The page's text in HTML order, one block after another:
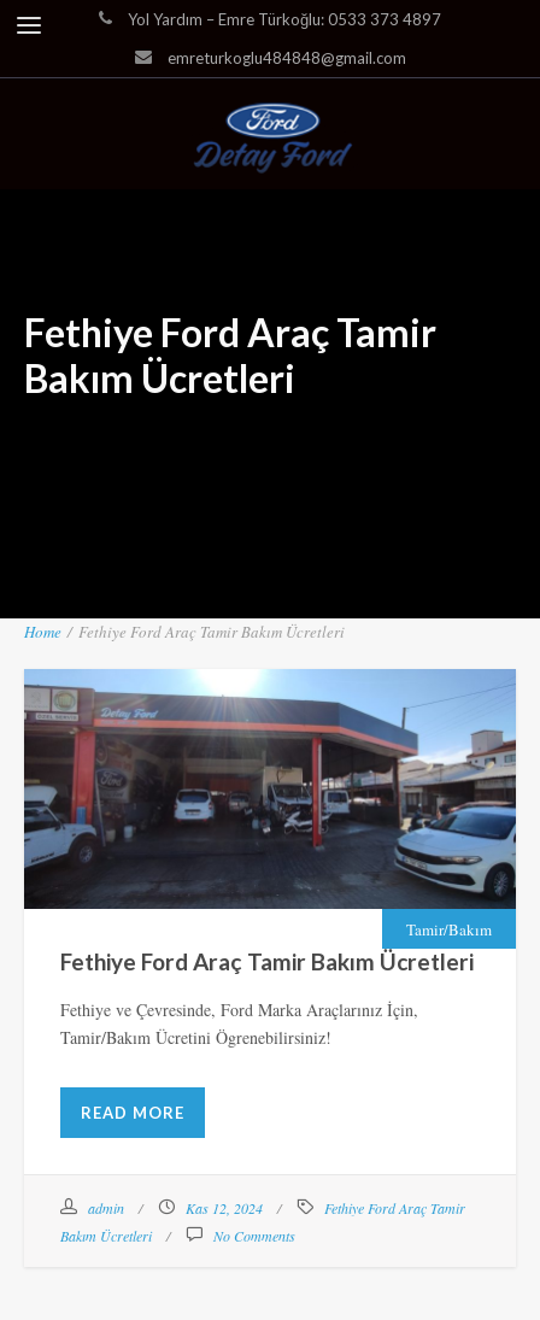
Yol Yardım – Emre Türkoğlu: 0533 373 4897
emreturkoglu484848@gmail.com
Fethiye Ford Araç Tamir
Bakım Ücretleri
Home / Fethiye Ford Araç Tamir Bakım Ücretleri
Tamir/Bakım
Fethiye Ford Araç Tamir Bakım Ücretleri
Fethiye ve Çevresinde, Ford Marka Araçlarınız İçin,
Tamir/Bakım Ücretini Ögrenebilirsiniz!
READ MORE
admin Kas 12, 2024
Fethiye Ford Araç Tamir
Bakım Ücretleri
No Comments